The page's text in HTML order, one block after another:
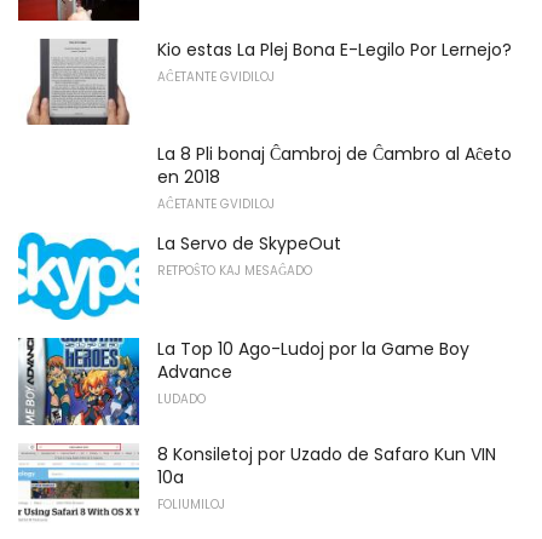
Kio estas La Plej Bona E-Legilo Por Lernejo?
AĈETANTE GVIDILOJ
La 8 Pli bonaj Ĉambroj de Ĉambro al Aĉeto
en 2018
AĈETANTE GVIDILOJ
La Servo de SkypeOut
RETPOŜTO KAJ MESAĜADO
La Top 10 Ago-Ludoj por la Game Boy
Advance
LUDADO
8 Konsiletoj por Uzado de Safaro Kun VIN
10a
FOLIUMILOJ